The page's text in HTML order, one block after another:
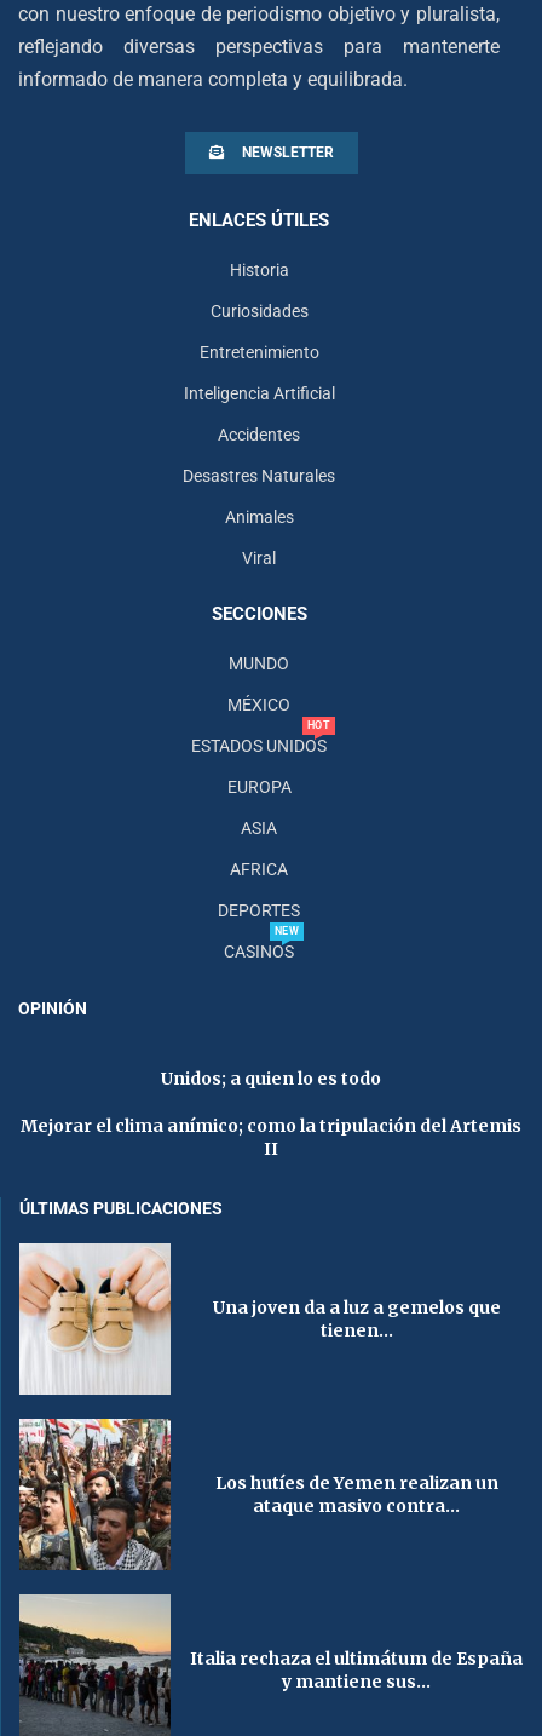
con nuestro enfoque de periodismo objetivo y pluralista,
reflejando diversas perspectivas para mantenerte
informado de manera completa y equilibrada.
NEWSLETTER
ENLACES ÚTILES
Historia
Curiosidades
Entretenimiento
Inteligencia Artificial
Accidentes
Desastres Naturales
Animales
Viral
SECCIONES
MUNDO
MÉXICO
ESTADOS UNIDOS
HOT
EUROPA
ASIA
AFRICA
DEPORTES
CASINOS
NEW
OPINIÓN
Unidos; a quien lo es todo
Mejorar el clima anímico; como la tripulación del Artemis
II
ÚLTIMAS PUBLICACIONES
Una joven da a luz a gemelos que
tienen...
Los hutíes de Yemen realizan un
ataque masivo contra...
Italia rechaza el ultimátum de España
y mantiene sus...